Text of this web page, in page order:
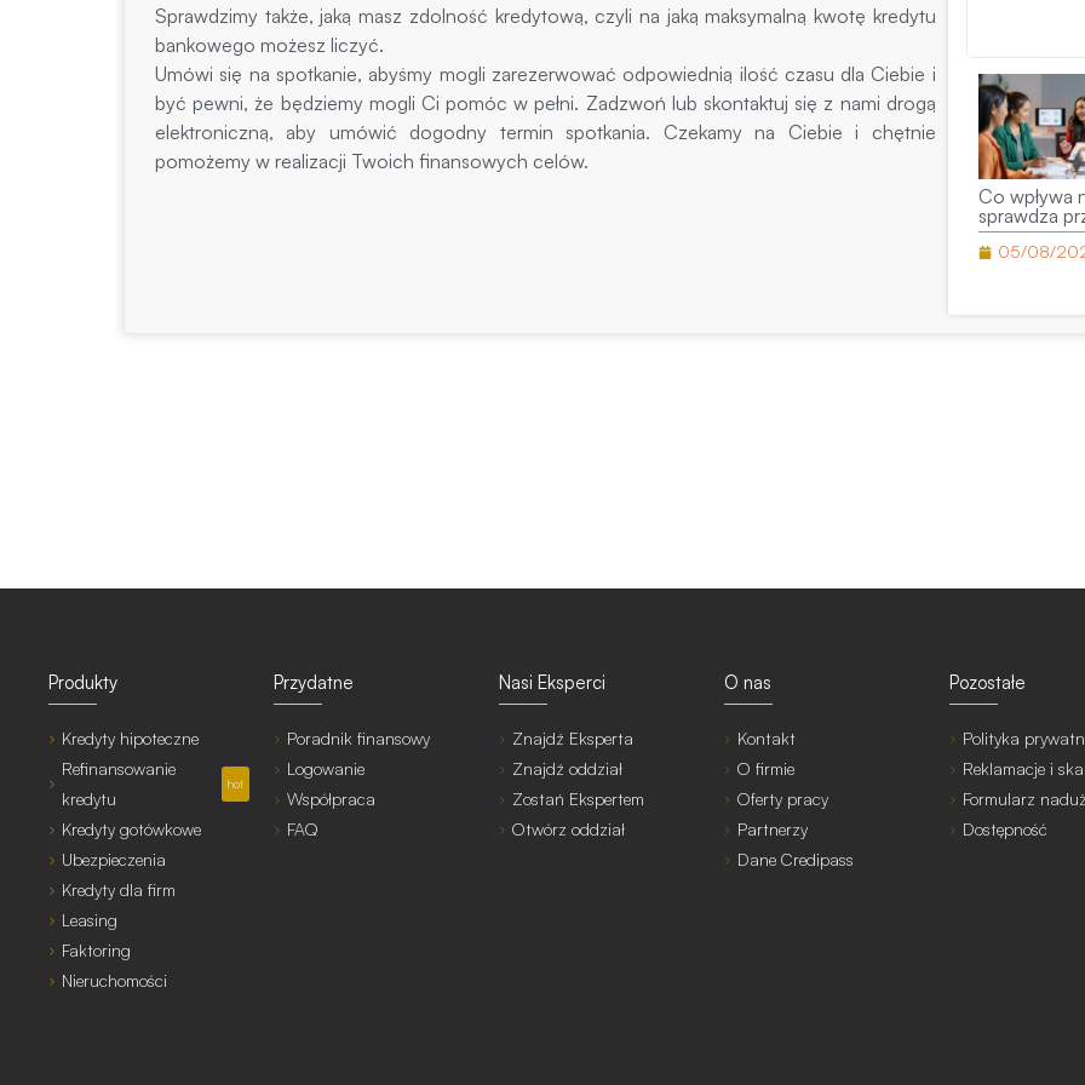
Sprawdzimy także, jaką masz zdolność kredytową, czyli na jaką maksymalną kwotę kredytu
bankowego możesz liczyć.
Umówi się na spotkanie, abyśmy mogli zarezerwować odpowiednią ilość czasu dla Ciebie i
być pewni, że będziemy mogli Ci pomóc w pełni. Zadzwoń lub skontaktuj się z nami drogą
elektroniczną, aby umówić dogodny termin spotkania. Czekamy na Ciebie i chętnie
pomożemy w realizacji Twoich finansowych celów.
Co wpływa
sprawdza
05/08/
Produkty
Kredyty hipoteczne
Refinansowanie
kredytu
hot
Kredyty gotówkowe
Ubezpieczenia
Kredyty dla firm
Leasing
Faktoring
Nieruchomości
Przydatne
Poradnik finansowy
Logowanie
Współpraca
FAQ
Nasi Eksperci
Znajdź Eksperta
Znajdź oddział
Zostań Ekspertem
Otwórz oddział
O nas
Kontakt
O firmie
Oferty pracy
Partnerzy
Dane Credipass
Pozostałe
Polityka
Reklamacje i
Formularz
Dostępność